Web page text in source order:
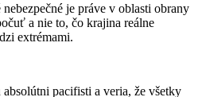
je práve v oblasti obrany
a nie to, čo krajina reálne
extrémami.
pacifisti a veria, že všetky